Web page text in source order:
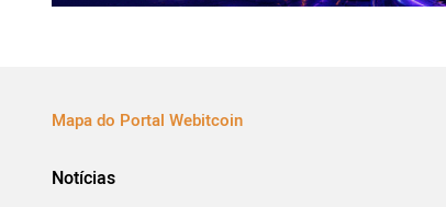
Mapa do Portal Webitcoin
Notícias